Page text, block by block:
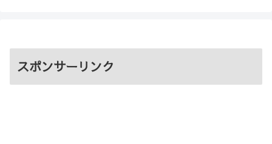
スポンサーリンク